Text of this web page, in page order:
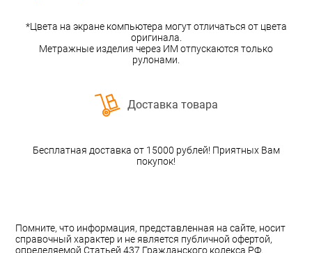
*Цвета на экране компьютера могут отличаться от цвета
оригинала.
Метражные изделия через ИМ отпускаются только
рулонами.
Доставка товара
Бесплатная доставка от 15000 рублей! Приятных Вам
покупок!
Помните, что информация, представленная на сайте, носит
справочный характер и не является публичной офертой,
определяемой Статьей 437 Гражданского кодекса РФ.